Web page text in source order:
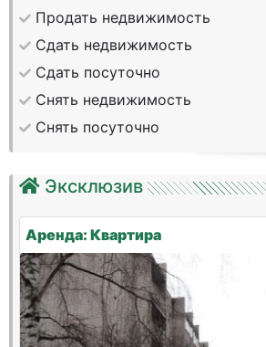
Продать недвижимость
Сдать недвижимость
Сдать посуточно
Снять недвижимость
Снять посуточно
Эксклюзив
Аренда: Квартира